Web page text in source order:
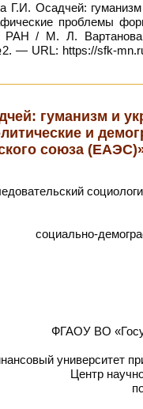
Г.И. Осадчей:
проблемы
РАН / М. Л.
URL: https://sfk-
гуманизм и
и
союза
социально-
ФГАОУ ВО
университет
Центр